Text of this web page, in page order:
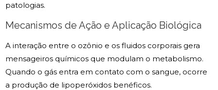
patologias.
Mecanismos de Ação e Aplicação Biológica
A interação entre o ozônio e os fluidos corporais gera
mensageiros químicos que modulam o metabolismo.
Quando o gás entra em contato com o sangue, ocorre
a produção de lipoperóxidos benéficos.